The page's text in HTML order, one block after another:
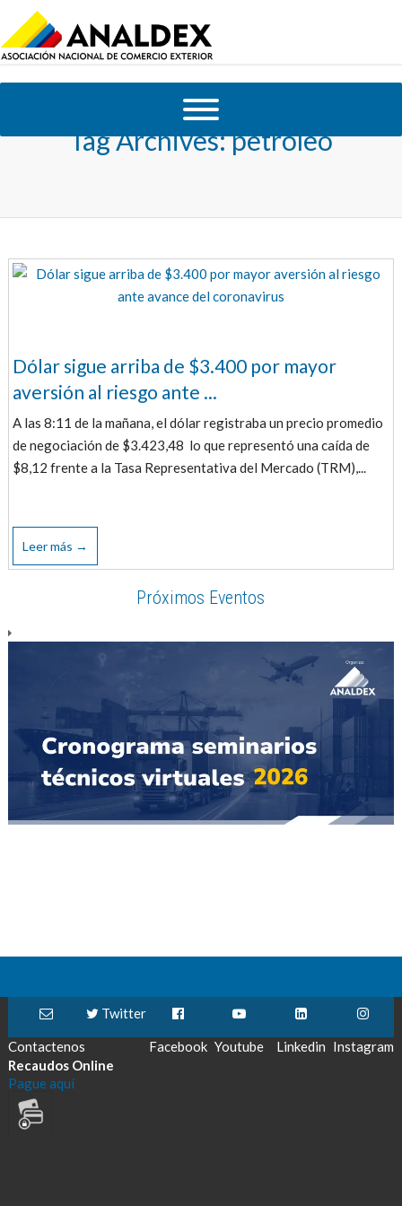
Tag Archives:petróleo
Dólar sigue arriba de $3.400 por mayor
aversión al riesgo ante ...
A las 8:11 de la mañana, el dólar registraba un precio promedio
de negociación de $3.423,48 lo que representó una caída de
$8,12 frente a la Tasa Representativa del Mercado (TRM),...
Leer más →
Próximos Eventos
Contactenos
Twitter
Facebook Youtube Linkedin Instagram
Recaudos Online
Pague aquí